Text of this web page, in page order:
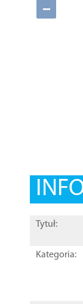
−
Tytuł:
Kategoria: